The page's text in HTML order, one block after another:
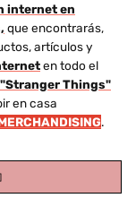
internet en
que encontrarás,
artículos y
en todo el
"Stranger Things"
en casa
.